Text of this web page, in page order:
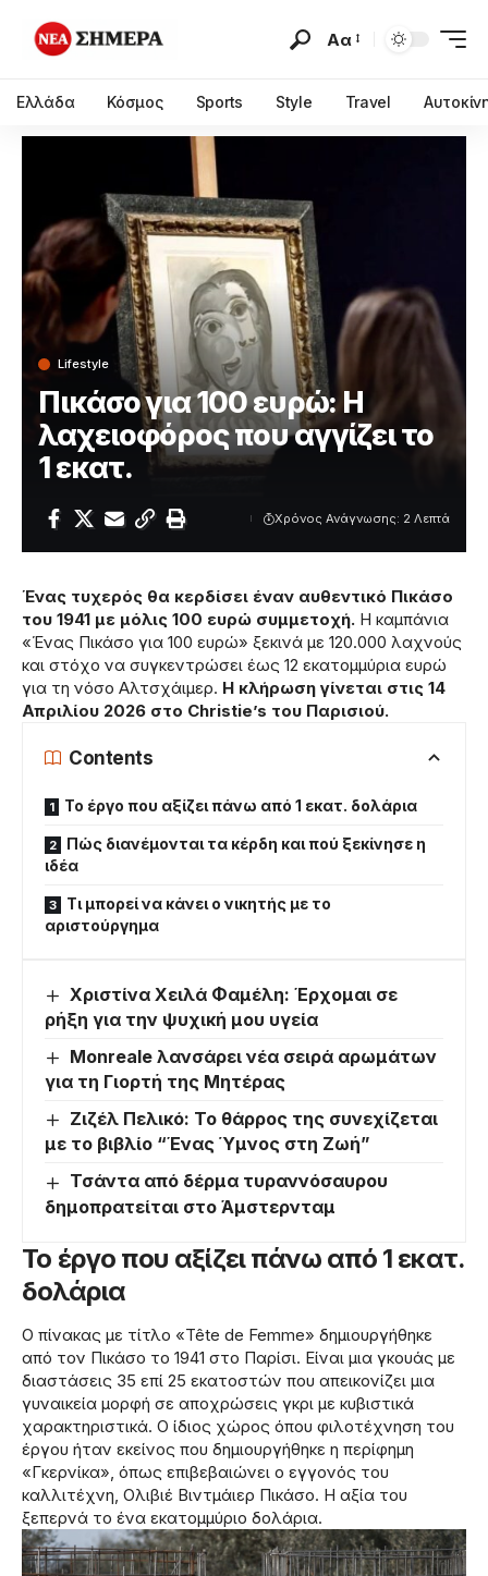
Αα
Ελλάδα Κόσμος Sports Style Travel
Lifestyle
Πικάσο για 100 ευρώ: Η
λαχειοφόρος που αγγίζει το
1 εκατ.
Χρόνος Ανάγνωσης: 2 Λεπτά
Ένας τυχερός θα κερδίσει έναν αυθεντικό Πικάσο
του 1941 με μόλις 100 ευρώ συμμετοχή. Η καμπάνια
«Ένας Πικάσο για 100 ευρώ» ξεκινά με 120.000 λαχνούς
και στόχο να συγκεντρώσει έως 12 εκατομμύρια ευρώ
για τη νόσο Αλτσχάιμερ. Η κλήρωση γίνεται στις 14
Απριλίου 2026 στο Christie’s του Παρισιού.
Contents
Το έργο που αξίζει πάνω από 1 εκατ. δολάρια
Πώς διανέμονται τα κέρδη και πού ξεκίνησε η
ιδέα
Τι μπορεί να κάνει ο νικητής με το
αριστούργημα
Χριστίνα Χειλά Φαμέλη: Έρχομαι σε
ρήξη για την ψυχική μου υγεία
Monreale λανσάρει νέα σειρά αρωμάτων
για τη Γιορτή της Μητέρας
Ζιζέλ Πελικό: Το θάρρος της συνεχίζεται
με το βιβλίο “Ένας Ύμνος στη Ζωή”
Τσάντα από δέρμα τυραννόσαυρου
δημοπρατείται στο Άμστερνταμ
Το έργο που αξίζει πάνω από 1 εκατ.
δολάρια
Ο πίνακας με τίτλο «Tête de Femme» δημιουργήθηκε
από τον Πικάσο το 1941 στο Παρίσι. Είναι μια γκουάς με
διαστάσεις 35 επί 25 εκατοστών που απεικονίζει μια
γυναικεία μορφή σε αποχρώσεις γκρι με κυβιστικά
χαρακτηριστικά. Ο ίδιος χώρος όπου φιλοτέχνηση του
έργου ήταν εκείνος που δημιουργήθηκε η περίφημη
«Γκερνίκα», όπως επιβεβαιώνει ο εγγονός του
καλλιτέχνη, Ολιβιέ Βιντμάιερ Πικάσο. Η αξία του
ξεπερνά το ένα εκατομμύριο δολάρια.